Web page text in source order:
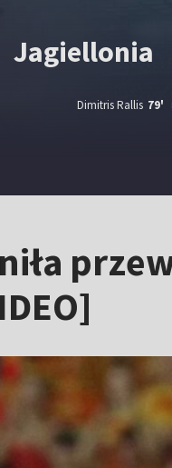
Jagiellonia
79'
Dimitris Rallis